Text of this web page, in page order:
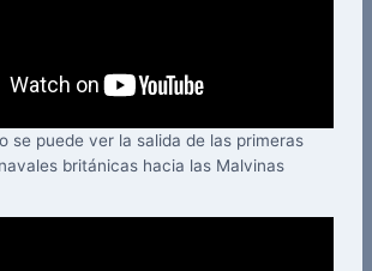
se puede ver la salida de las primeras
británicas hacia las Malvinas